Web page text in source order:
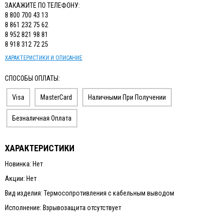
ЗАКАЖИТЕ ПО ТЕЛЕФОНУ:
8 800 700 43 13
8 861 232 75 62
8 952 821 98 81
8 918 312 72 25
ХАРАКТЕРИСТИКИ И ОПИСАНИЕ
СПОСОБЫ ОПЛАТЫ:
Visa MasterCard Наличными При Получении
Безналичная Оплата
ХАРАКТЕРИСТИКИ
Новинка: Нет
Акции: Нет
Вид изделия: Термосопротивления с кабельным выводом
Исполнение: Взрывозащита отсутствует